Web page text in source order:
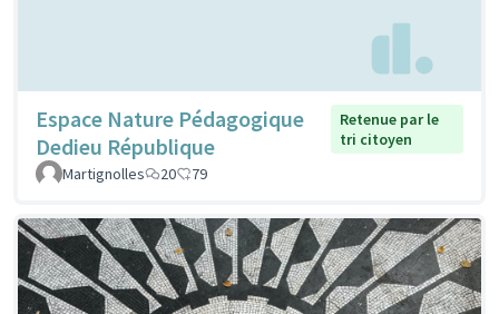
Espace Nature Pédagogique
Dedieu République
Retenue par le
tri citoyen
Martignolles
20 79